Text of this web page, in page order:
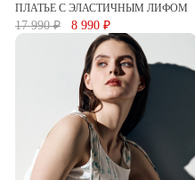
ПЛАТЬЕ С ЭЛАСТИЧНЫМ ЛИФОМ
17 990 ₽ 8 990 ₽